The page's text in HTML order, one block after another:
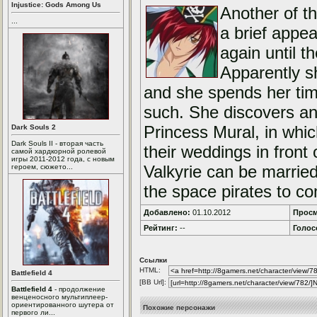
Injustice: Gods Among Us
Dark Souls 2
Dark Souls II - вторая часть
самой хардкорной ролевой
игры 2011-2012 года, с новым
героем, сюжето...
Battlefield 4
Battlefield 4 - продолжение
венценосного мультиплеер-
ориентированного шутера от
первого ли...
Another of
a brief
again until
Apparently
and she spends her
such. She discovers
Princess Mural, in
their weddings in front
Valkyrie can be
the space pirates to
Добавлено: 01.10.2012
Рейтинг: --
Ссылки
HTML:
[BB Url]:
Похожие персонажи